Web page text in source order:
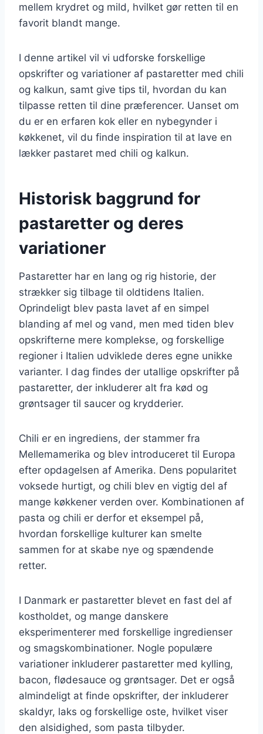
mellem krydret og mild, hvilket gør retten til en
favorit blandt mange.
I denne artikel vil vi udforske forskellige
opskrifter og variationer af pastaretter med chili
og kalkun, samt give tips til, hvordan du kan
tilpasse retten til dine præferencer. Uanset om
du er en erfaren kok eller en nybegynder i
køkkenet, vil du finde inspiration til at lave en
lækker pastaret med chili og kalkun.
Historisk baggrund for
pastaretter og deres
variationer
Pastaretter har en lang og rig historie, der
strækker sig tilbage til oldtidens Italien.
Oprindeligt blev pasta lavet af en simpel
blanding af mel og vand, men med tiden blev
opskrifterne mere komplekse, og forskellige
regioner i Italien udviklede deres egne unikke
varianter. I dag findes der utallige opskrifter på
pastaretter, der inkluderer alt fra kød og
grøntsager til saucer og krydderier.
Chili er en ingrediens, der stammer fra
Mellemamerika og blev introduceret til Europa
efter opdagelsen af Amerika. Dens popularitet
voksede hurtigt, og chili blev en vigtig del af
mange køkkener verden over. Kombinationen af
pasta og chili er derfor et eksempel på,
hvordan forskellige kulturer kan smelte
sammen for at skabe nye og spændende
retter.
I Danmark er pastaretter blevet en fast del af
kostholdet, og mange danskere
eksperimenterer med forskellige ingredienser
og smagskombinationer. Nogle populære
variationer inkluderer pastaretter med kylling,
bacon, flødesauce og grøntsager. Det er også
almindeligt at finde opskrifter, der inkluderer
skaldyr, laks og forskellige oste, hvilket viser
den alsidighed, som pasta tilbyder.